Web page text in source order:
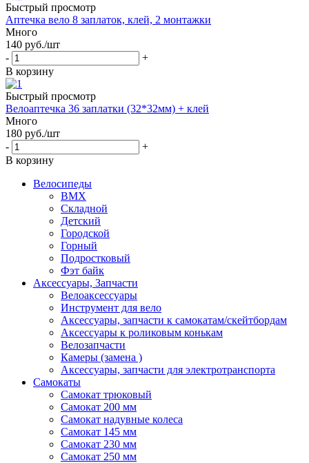
Быстрый просмотр
Аптечка вело 8 заплаток, клей, 2 монтажки
Много
140 руб./шт
-
+
В корзину
Быстрый просмотр
Велоаптечка 36 заплатки (32*32мм) + клей
Много
180 руб./шт
-
+
В корзину
Велосипеды
BMX
Складной
Детский
Городской
Горный
Подростковый
Фэт байк
Аксессуары, Запчасти
Велоаксессуары
Инструмент для вело
Аксессуары, запчасти к самокатам/скейтбордам
Аксессуары к роликовым конькам
Велозапчасти
Камеры (замена )
Аксессуары, запчасти для электротранспорта
Самокаты
Самокат трюковый
Самокат 200 мм
Самокат надувные колеса
Самокат 145 мм
Самокат 230 мм
Самокат 250 мм